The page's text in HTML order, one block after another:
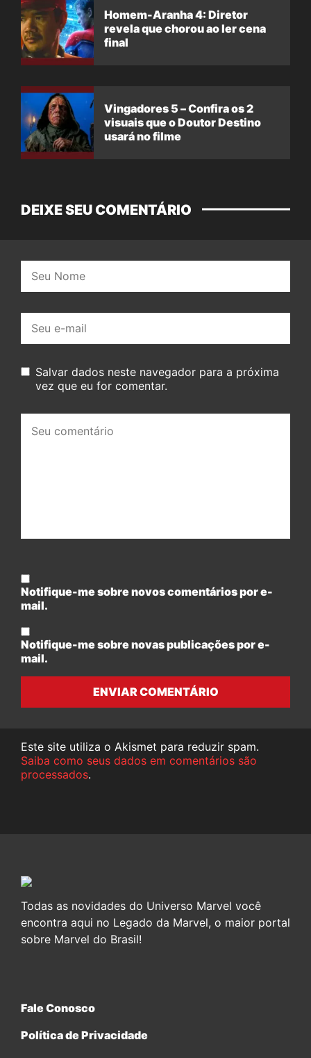
Homem-Aranha 4: Diretor
revela que chorou ao ler cena
final
Vingadores 5 – Confira os 2
visuais que o Doutor Destino
usará no filme
DEIXE SEU COMENTÁRIO
mail:
Salvar dados neste navegador para a próxima
vez que eu for comentar.
comentário:
Notifique-me sobre novos comentários por e-
mail.
Notifique-me sobre novas publicações por e-
mail.
ENVIAR COMENTÁRIO
Este site utiliza o Akismet para reduzir spam.
Saiba como seus dados em comentários são
processados.
Todas as novidades do Universo Marvel você
encontra aqui no Legado da Marvel, o maior portal
sobre Marvel do Brasil!
Fale Conosco
Política de Privacidade